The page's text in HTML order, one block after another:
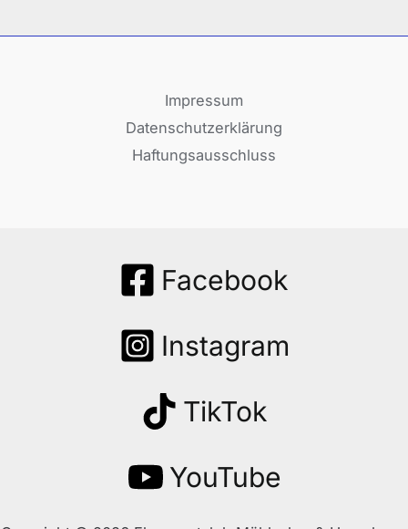
Impressum
Datenschutzerklärung
Haftungsausschluss
Facebook
Instagram
TikTok
YouTube